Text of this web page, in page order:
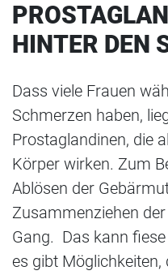
HINTER DEN
Dass viele Frauen
Schmerzen haben,
Prostaglandinen, die
Körper wirken. Zum
Ablösen der
Zusammenziehen
Gang. Das kann
es gibt Möglichkeiten,